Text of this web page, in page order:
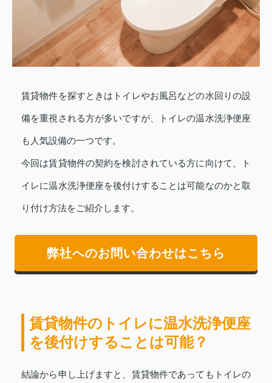
賃貸物件を探すときはトイレやお風呂などの水回りの設
備を重視される方が多いですが、トイレの温水洗浄便座
も人気設備の一つです。
今回は賃貸物件の契約を検討されている方に向けて、ト
イレに温水洗浄便座を後付けすることは可能なのかと取
り付け方法をご紹介します。
弊社へのお問い合わせはこちら
賃貸物件のトイレに温水洗浄便座
を後付けすることは可能？
結論から申し上げますと、賃貸物件であってもトイレの